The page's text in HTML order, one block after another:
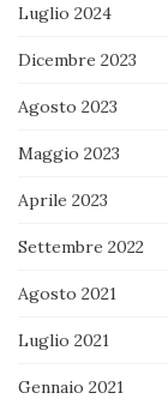
Luglio 2024
Dicembre 2023
Agosto 2023
Maggio 2023
Aprile 2023
Settembre 2022
Agosto 2021
Luglio 2021
Gennaio 2021